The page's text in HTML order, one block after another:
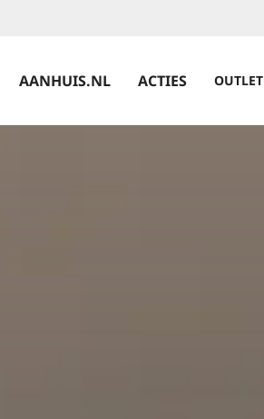
AANHUIS.NL ACTIES OUTLET